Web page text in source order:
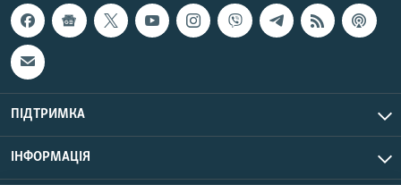
РУС
УКР
КТАТ
ДОЛУЧАЙСЯ!
ПІДТРИМКА
ІНФОРМАЦІЯ